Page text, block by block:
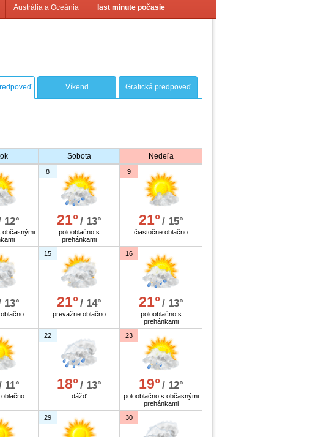
Austrália a Oceánia last minute počasie
Víkend Grafická predpoveď
Sobota Nedeľa
12°
občasnými
8
21°/ 13°
polooblačno s
prehánkami
9
21°/ 15°
čiastočne oblačno
13°
15
21°/ 14°
prevažne oblačno
16
21°/ 13°
polooblačno s
prehánkami
11°
22
18°/ 13°
dážď
23
19°/ 12°
polooblačno s občasnými
prehánkami
29 30